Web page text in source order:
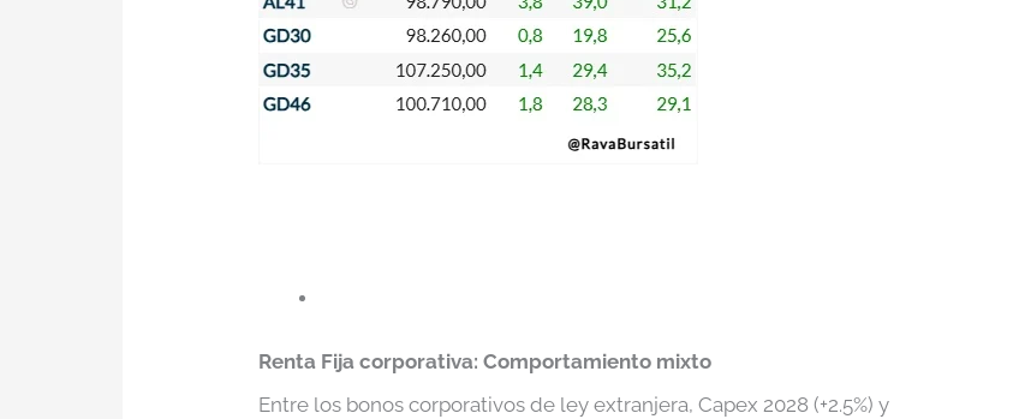
Renta Fija corporativa: Comportamiento mixto
Entre los bonos corporativos de ley extranjera, Capex 2028 (+2.5%) y